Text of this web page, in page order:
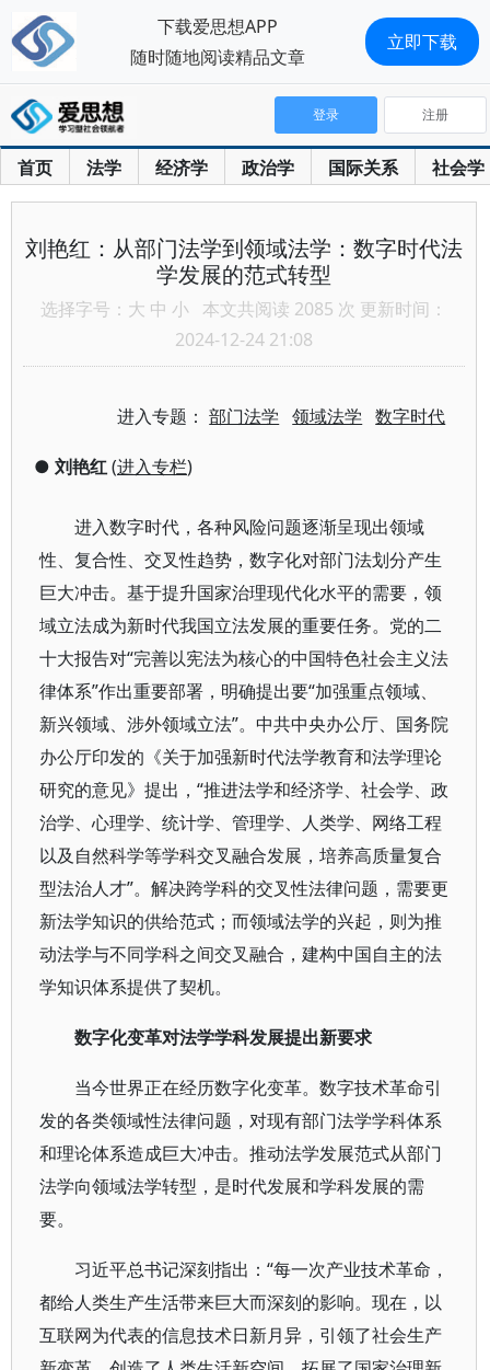
首页 法学 经济学 政治学 国际关系 社会学
登录 注册
刘艳红：从部门法学到领域法学：数字时代法
学发展的范式转型
选择字号： 大 中 小 本文共阅读 2085 次 更新时间：
2024-12-24 21:08
进入专题：部门法学 领域法学 数字时代
● 刘艳红(进入专栏)
进入数字时代，各种风险问题逐渐呈现出领域
性、复合性、交叉性趋势，数字化对部门法划分产生
巨大冲击。基于提升国家治理现代化水平的需要，领
域立法成为新时代我国立法发展的重要任务。党的二
十大报告对“完善以宪法为核心的中国特色社会主义法
律体系”作出重要部署，明确提出要“加强重点领域、
新兴领域、涉外领域立法”。中共中央办公厅、国务院
办公厅印发的《关于加强新时代法学教育和法学理论
研究的意见》提出，“推进法学和经济学、社会学、政
治学、心理学、统计学、管理学、人类学、网络工程
以及自然科学等学科交叉融合发展，培养高质量复合
型法治人才”。解决跨学科的交叉性法律问题，需要更
新法学知识的供给范式；而领域法学的兴起，则为推
动法学与不同学科之间交叉融合，建构中国自主的法
学知识体系提供了契机。
数字化变革对法学学科发展提出新要求
当今世界正在经历数字化变革。数字技术革命引
发的各类领域性法律问题，对现有部门法学学科体系
和理论体系造成巨大冲击。推动法学发展范式从部门
法学向领域法学转型，是时代发展和学科发展的需
要。
习近平总书记深刻指出：“每一次产业技术革命，
都给人类生产生活带来巨大而深刻的影响。现在，以
互联网为代表的信息技术日新月异，引领了社会生产
下载爱思想APP
随时随地阅读精品文章
立即下载